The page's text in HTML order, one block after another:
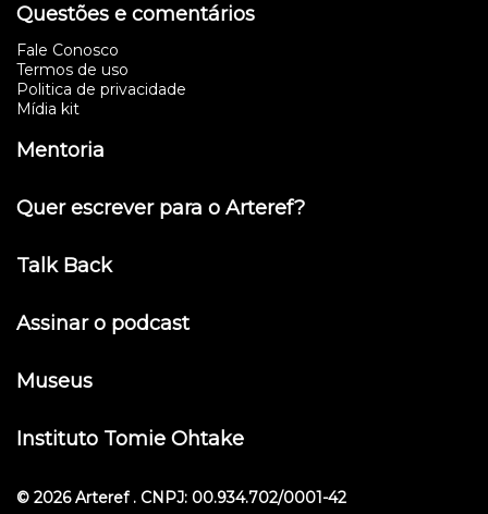
Questões e comentários
Fale Conosco
Termos de uso
Politica de privacidade
Mídia kit
Mentoria
Quer escrever para o Arteref?
Talk Back
Assinar o podcast
Museus
Instituto Tomie Ohtake
© 2026 Arteref . CNPJ: 00.934.702/0001-42